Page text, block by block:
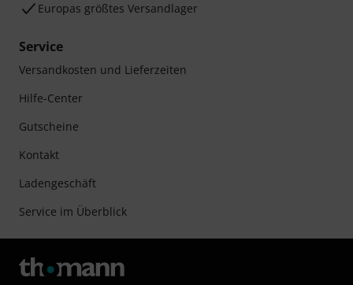
Europas größtes Versandlager
Service
Versandkosten und Lieferzeiten
Hilfe-Center
Gutscheine
Kontakt
Ladengeschäft
Service im Überblick